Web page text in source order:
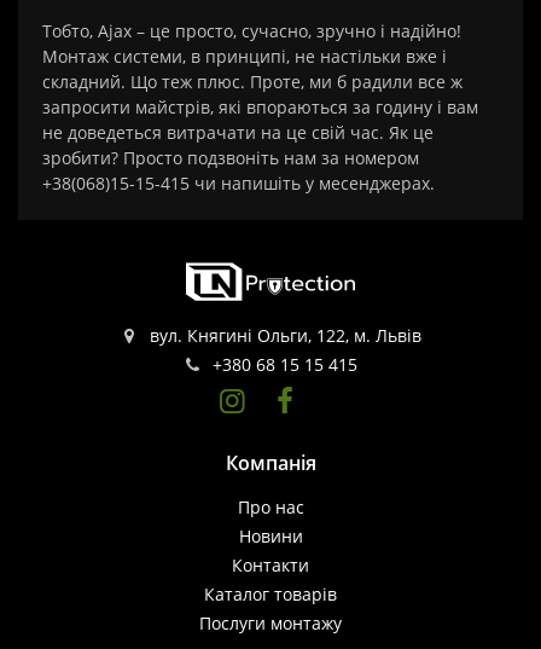
Тобто, Ajax – це просто, сучасно, зручно і надійно!
Монтаж системи, в принципі, не настільки вже і
складний. Що теж плюс. Проте, ми б радили все ж
запросити майстрів, які впораються за годину і вам
не доведеться витрачати на це свій час. Як це
зробити? Просто подзвоніть нам за номером
+38(068)15-15-415 чи напишіть у месенджерах.
вул. Княгині Ольги, 122, м. Львів
+380 68 15 15 415
Компанія
Про нас
Новини
Контакти
Каталог товарів
Послуги монтажу